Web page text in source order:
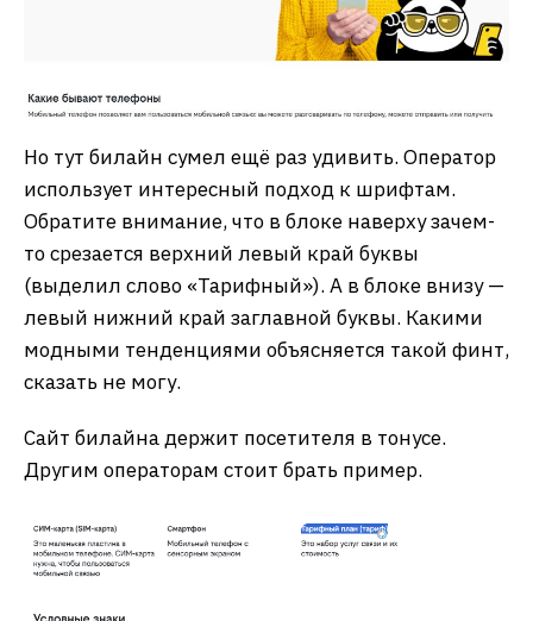
Но тут билайн сумел ещё раз удивить. Оператор
использует интересный подход к шрифтам.
Обратите внимание, что в блоке наверху зачем-
то срезается верхний левый край буквы
(выделил слово «Тарифный»). А в блоке внизу —
левый нижний край заглавной буквы. Какими
модными тенденциями объясняется такой финт,
сказать не могу.
Сайт билайна держит посетителя в тонусе.
Другим операторам стоит брать пример.